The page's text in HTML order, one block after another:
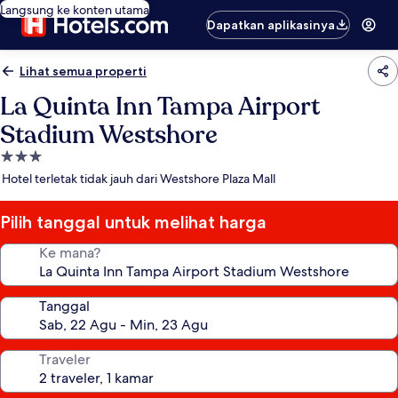
Langsung ke konten utama
Dapatkan aplikasinya
Lihat semua properti
La Quinta Inn Tampa Airport
Stadium Westshore
Properti
bintang
Hotel terletak tidak jauh dari Westshore Plaza Mall
Pilih tanggal untuk melihat harga
Ke mana?
Tanggal
Traveler